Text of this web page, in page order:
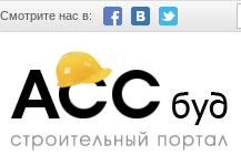
Смотрите нас в: